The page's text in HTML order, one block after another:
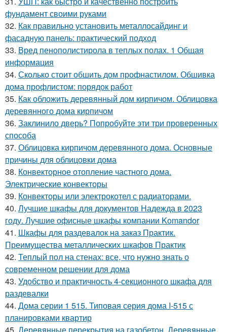
фундамент своими руками
32. Как правильно установить металлосайдинг и
фасадную панель: практический подход
33. Вред пенополистирола в теплых полах. 1 Общая
информация
34. Сколько стоит обшить дом профнастилом. Обшивка
дома профлистом: порядок работ
35. Как обложить деревянный дом кирпичом. Облицовка
деревянного дома кирпичом
36. Заклинило дверь? Попробуйте эти три проверенных
способа
37. Облицовка кирпичом деревянного дома. Основные
причины для облицовки дома
38. Конвекторное отопление частного дома.
Электрические конвекторы
39. Конвекторы или электрокотел с радиаторами.
40. Лучшие шкафы для документов Надежда в 2023
году. Лучшие офисные шкафы компании Komandor
41. Шкафы для раздевалок на заказ Практик.
Преимущества металлических шкафов Практик
42. Теплый пол на стенах: все, что нужно знать о
современном решении для дома
43. Удобство и практичность 4-секционного шкафа для
раздевалки
44. Дома серии 1 515. Типовая серия дома I-515 с
планировками квартир